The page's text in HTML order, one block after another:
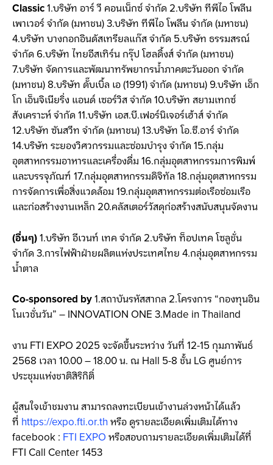
Classic1.บริษัท อาร์ วี คอนเน็กซ์ จำกัด 2.บริษัท ทีพีไอ โพลีน
เพาเวอร์ จำกัด (มหาชน) 3.บริษัท ทีพีไอ โพลีน จำกัด (มหาชน)
4.บริษัท บางกอกอินดัสเทรียลแก๊ส จำกัด 5.บริษัท ธรรมสรณ์
จำกัด 6.บริษัท ไทยอีสเทิร์น กรุ๊ป โฮลดิ้งส์ จำกัด (มหาชน)
7.บริษัท จัดการและพัฒนาทรัพยากรน้ำภาคตะวันออก จำกัด
(มหาชน) 8.บริษัท ดั๊บเบิ้ล เอ (1991) จำกัด (มหาชน) 9.บริษัท เอ็ก
โก เอ็นจิเนียริ่ง แอนด์ เซอร์วิส จำกัด 10.บริษัท สยามเทกซ์
สังเคราะห์ จำกัด 11.บริษัท เอส.บี.เฟอร์นิเจอร์เฮ้าส์ จำกัด
12.บริษัท ซันสวีท จำกัด (มหาชน) 13.บริษัท โอ.ซี.อาร์ จำกัด
14.บริษัท ระยองวิศวกรรมและซ่อมบำรุง จำกัด 15.กลุ่ม
อุตสาหกรรมอาหารและเครื่องดื่ม 16.กลุ่มอุตสาหกรรมการพิมพ์
และบรรจุภัณฑ์ 17.กลุ่มอุตสาหกรรมดิจิทัล 18.กลุ่มอุตสาหกรรม
การจัดการเพื่อสิ่งแวดล้อม 19.กลุ่มอุตสาหกรรมต่อเรือซ่อมเรือ
และก่อสร้างงานเหล็ก 20.คลัสเตอร์วัสดุก่อสร้างสนับสนุนจัดงาน
(อื่นๆ)1.บริษัท อีเวนท์ เทค จำกัด 2.บริษัท ท็อปเทค โซลูชั่น
จำกัด 3.การไฟฟ้าฝ่ายผลิตแห่งประเทศไทย 4.กลุ่มอุตสาหกรรม
น้ำตาล
Co-sponsored by1.สถาบันรหัสสากล 2.โครงการ “กองทุนอิน
โนเวชั่นวัน” – INNOVATION ONE 3.Made in Thailand
งาน FTI EXPO 2025 จะจัดขึ้นระหว่าง วันที่ 12-15 กุมภาพันธ์
2568 เวลา 10.00 – 18.00 น. ณ Hall 5-8 ชั้น LG ศูนย์การ
ประชุมแห่งชาติสิริกิติ์
ผู้สนใจเข้าชมงาน สามารถลงทะเบียนเข้างานล่วงหน้าได้แล้ว
ที่ https://expo.fti.or.thหรือ ดูรายละเอียดเพิ่มเติมได้ทาง
facebook : FTI EXPOหรือสอบถามรายละเอียดเพิ่มเติมได้ที่
FTI Call Center 1453